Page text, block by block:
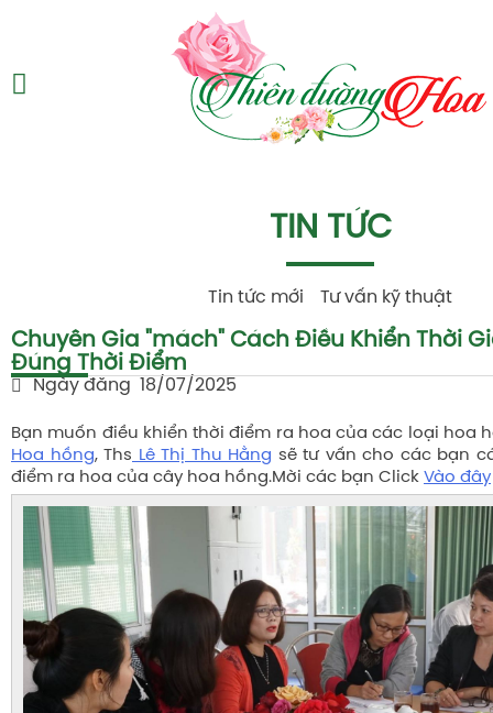
TIN TỨC
Tin tức mới Tư vấn kỹ thuật
Chuyên Gia "mách" Cách Điều Khiển Thời
Đúng Thời Điểm
Ngày đăng 18/07/2025
Bạn muốn điều khiển thời điểm ra hoa của các loại hoa
Hoa hồng, Ths Lê Thị Thu Hằng sẽ tư vấn cho các bạn
điểm ra hoa của cây hoa hồng.Mời các bạn Click Vào đây